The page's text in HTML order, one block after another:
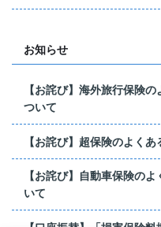
お知らせ
【お詫び】海外旅行保険
ついて
【お詫び】超保険のよく
【お詫び】自動車保険の
いて